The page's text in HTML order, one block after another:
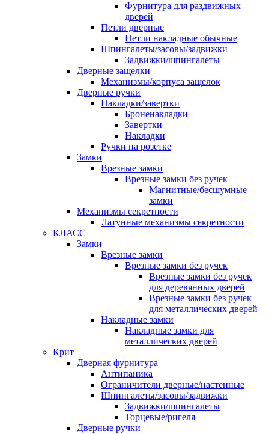
Фурнитура для раздвижных
дверей
Петли дверные
Петли накладные обычные
Шпингалеты/засовы/задвижки
Задвижки/шпингалеты
Дверные защелки
Механизмы/корпуса защелок
Дверные ручки
Накладки/завертки
Броненакладки
Завертки
Накладки
Ручки на розетке
Замки
Врезные замки
Врезные замки без ручек
Магнитные/бесшумные
замки
Механизмы секретности
Латунные механизмы секретности
КЛАСС
Замки
Врезные замки
Врезные замки без ручек
Врезные замки без ручек
для деревянных дверей
Врезные замки без ручек
для металлических дверей
Накладные замки
Накладные замки для
металлических дверей
Крит
Дверная фурнитура
Антипаника
Ограничители дверные/настенные
Шпингалеты/засовы/задвижки
Задвижки/шпингалеты
Торцевые/ригеля
Дверные ручки